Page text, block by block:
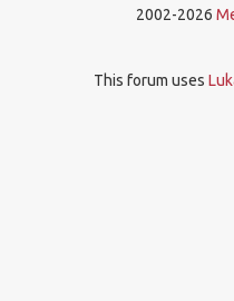
2002-2026
This forum uses